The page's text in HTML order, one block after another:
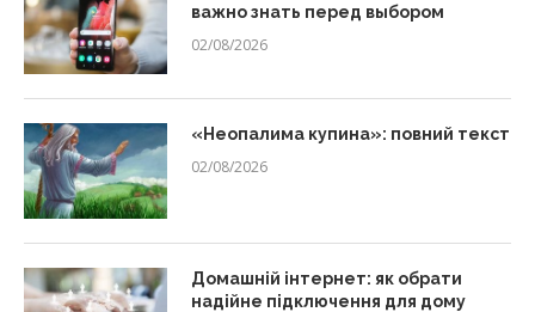
важно знать перед выбором
02/08/2026
«Неопалима купина»: повний текст
02/08/2026
Домашній інтернет: як обрати
надійне підключення для дому